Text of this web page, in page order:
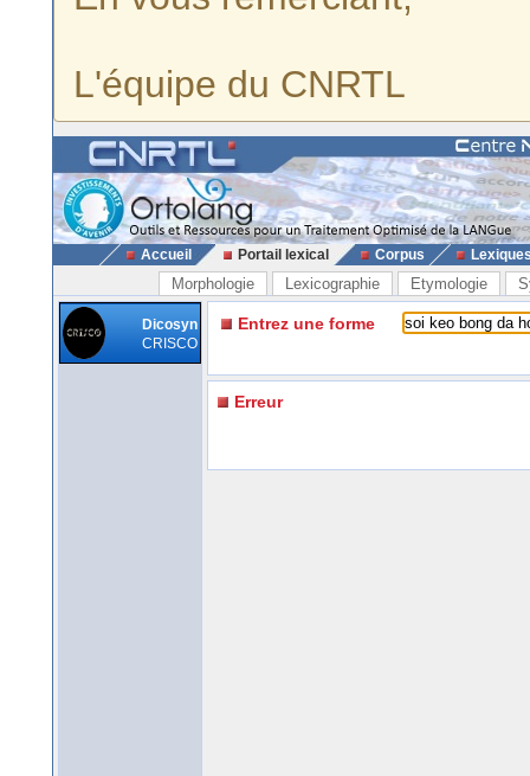
L'équipe du CNRTL
Accueil Portail lexical Corpus
Morphologie Lexicographie Etymologie
Dicosyn
CRISCO
Entrez une forme
Erreur